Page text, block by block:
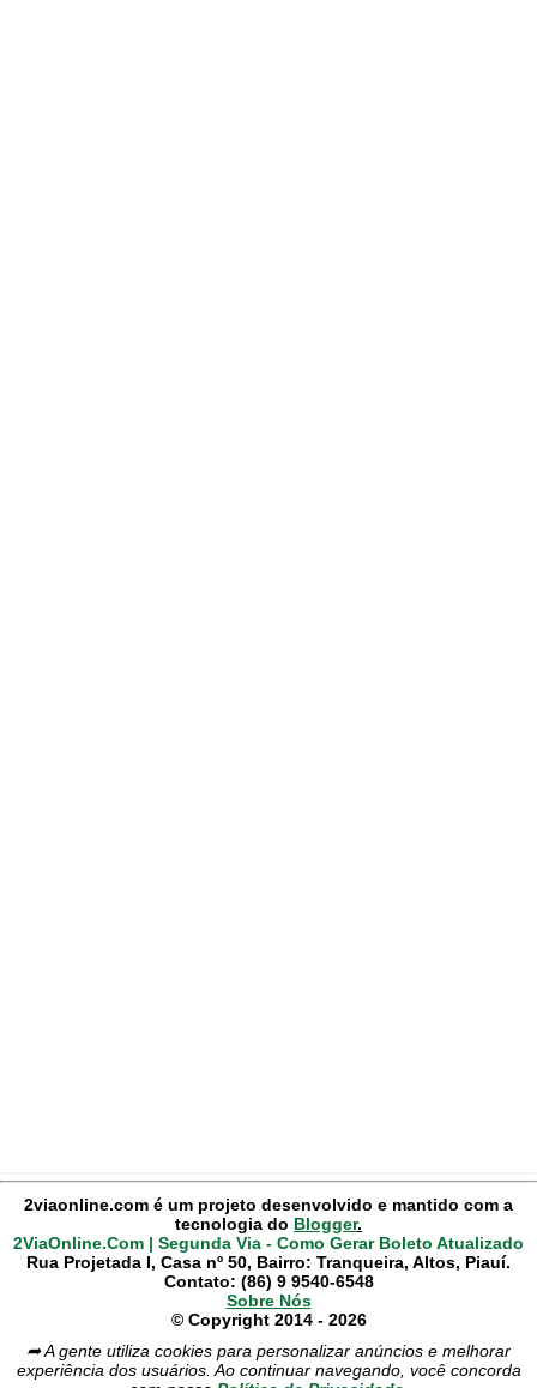
2viaonline.com é um projeto desenvolvido e mantido com a
tecnologia do Blogger.
2ViaOnline.Com | Segunda Via - Como Gerar Boleto Atualizado
Rua Projetada I, Casa nº 50, Bairro: Tranqueira, Altos, Piauí.
Contato: (86) 9 9540-6548
Sobre Nós
© Copyright 2014 - 2026
➦ A gente utiliza cookies para personalizar anúncios e melhorar
experiência dos usuários. Ao continuar navegando, você concorda